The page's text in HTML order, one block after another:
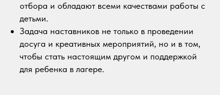
отбора и обладают всеми качествами работы с
детьми.
Задача наставников не только в проведении
досуга и креативных мероприятий, но и в том,
чтобы стать настоящим другом и поддержкой
для ребенка в лагере.